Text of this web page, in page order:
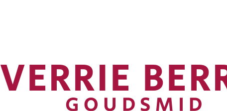
VERRIEGOUDSMID